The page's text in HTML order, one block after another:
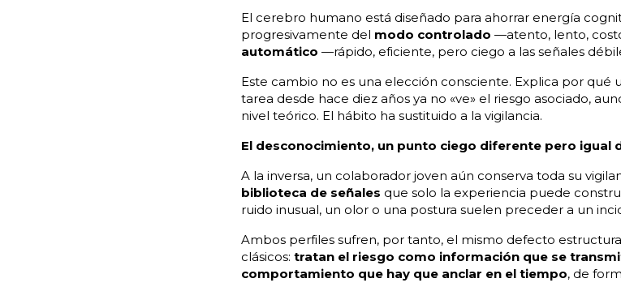
El cerebro humano está diseñado para ahorrar energía
progresivamente del modo controlado —atento, lento,
automático —rápido, eficiente, pero ciego a las señales
Este cambio no es una elección consciente. Explica por qué
tarea desde hace diez años ya no «ve» el riesgo asociado,
nivel teórico. El hábito ha sustituido a la vigilancia.
El desconocimiento, un punto ciego diferente pero igual
A la inversa, un colaborador joven aún conserva toda su
biblioteca de señales que solo la experiencia puede
ruido inusual, un olor o una postura suelen preceder a un
Ambos perfiles sufren, por tanto, el mismo defecto
clásicos: tratan el riesgo como información que se
comportamiento que hay que anclar en el tiempo, de